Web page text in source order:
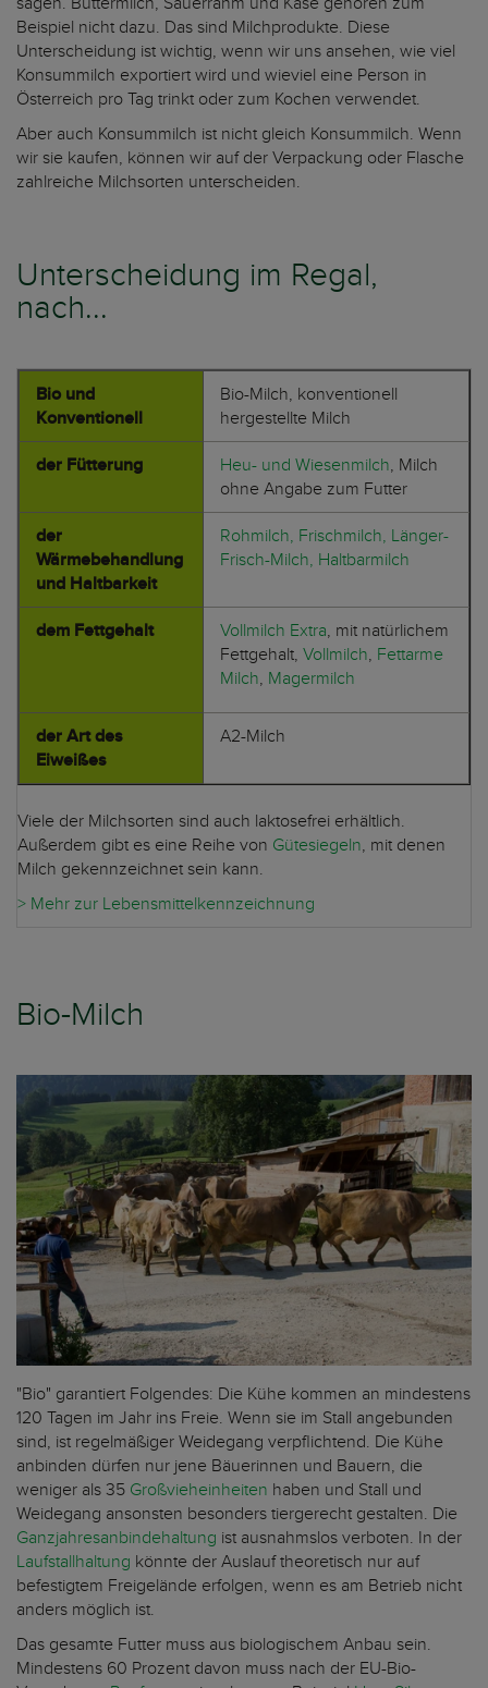
Beispiel nicht dazu. Das sind Milchprodukte. Diese
Unterscheidung ist wichtig, wenn wir uns ansehen, wie viel
Konsummilch exportiert wird und wieviel eine Person in
Österreich pro Tag trinkt oder zum Kochen verwendet.
Aber auch Konsummilch ist nicht gleich Konsummilch. Wenn
wir sie kaufen, können wir auf der Verpackung oder Flasche
zahlreiche Milchsorten unterscheiden.
Unterscheidung im Regal,
nach...
Bio und
Konventionell
Bio-Milch, konventionell
hergestellte Milch
der Fütterung Heu- und Wiesenmilch, Milch
ohne Angabe zum Futter
der
Wärmebehandlung
und Haltbarkeit
Rohmilch, Frischmilch, Länger-
Frisch-Milch, Haltbarmilch
dem Fettgehalt Vollmilch Extra, mit natürlichem
Fettgehalt, Vollmilch, Fettarme
Milch, Magermilch
der Art des
Eiweißes
A2-Milch
Viele der Milchsorten sind auch laktosefrei erhältlich.
Außerdem gibt es eine Reihe von Gütesiegeln, mit denen
Milch gekennzeichnet sein kann.
> Mehr zur Lebensmittelkennzeichnung
Bio-Milch
"Bio" garantiert Folgendes: Die Kühe kommen an mindestens
120 Tagen im Jahr ins Freie. Wenn sie im Stall angebunden
sind, ist regelmäßiger Weidegang verpflichtend. Die Kühe
anbinden dürfen nur jene Bäuerinnen und Bauern, die
weniger als 35 Großvieheinheiten haben und Stall und
Weidegang ansonsten besonders tiergerecht gestalten. Die
Ganzjahresanbindehaltung ist ausnahmslos verboten. In der
Laufstallhaltung könnte der Auslauf theoretisch nur auf
befestigtem Freigelände erfolgen, wenn es am Betrieb nicht
anders möglich ist.
Das gesamte Futter muss aus biologischem Anbau sein.
Mindestens 60 Prozent davon muss nach der EU-Bio-